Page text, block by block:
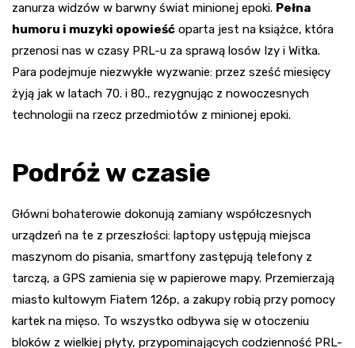
zanurza widzów w barwny świat minionej epoki. Pełna
humoru i muzyki opowieść oparta jest na książce, która
przenosi nas w czasy PRL-u za sprawą losów Izy i Witka.
Para podejmuje niezwykłe wyzwanie: przez sześć miesięcy
żyją jak w latach 70. i 80., rezygnując z nowoczesnych
technologii na rzecz przedmiotów z minionej epoki.
Podróż w czasie
Główni bohaterowie dokonują zamiany współczesnych
urządzeń na te z przeszłości: laptopy ustępują miejsca
maszynom do pisania, smartfony zastępują telefony z
tarczą, a GPS zamienia się w papierowe mapy. Przemierzają
miasto kultowym Fiatem 126p, a zakupy robią przy pomocy
kartek na mięso. To wszystko odbywa się w otoczeniu
bloków z wielkiej płyty, przypominających codzienność PRL-